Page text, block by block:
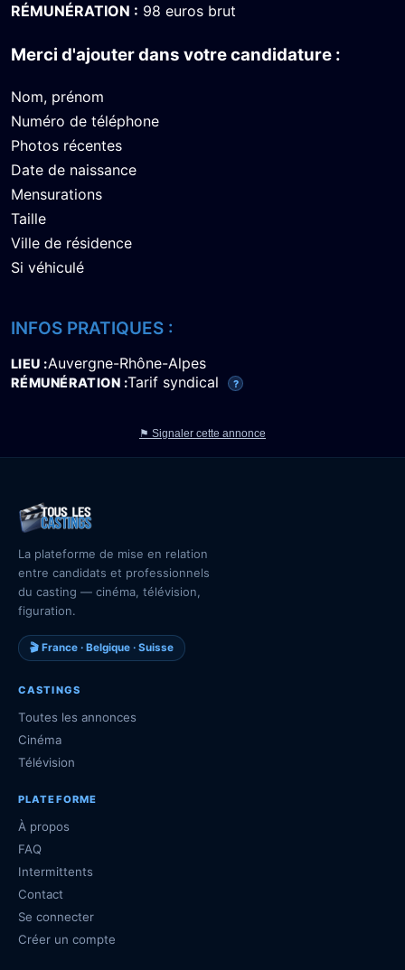
RÉMUNÉRATION : 98 euros brut
Merci d'ajouter dans votre candidature :
Nom, prénom
Numéro de téléphone
Photos récentes
Date de naissance
Mensurations
Taille
Ville de résidence
Si véhiculé
INFOS PRATIQUES :
LIEU Auvergne-Rhône-Alpes
RÉMUNÉRATION Tarif syndical ?
⚑ Signaler cette annonce
La plateforme de mise en relation
entre candidats et professionnels
du casting — cinéma, télévision,
figuration.
🎬 France · Belgique · Suisse
CASTINGS
Toutes les annonces
Cinéma
Télévision
PLATEFORME
À propos
FAQ
Intermittents
Contact
Se connecter
Créer un compte